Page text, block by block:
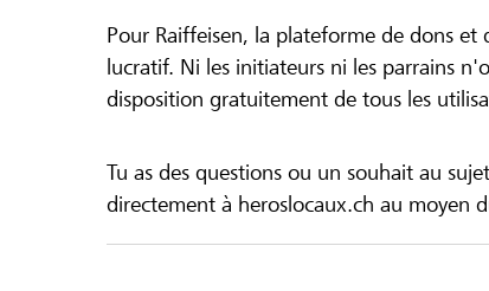
Pour Raiffeisen, la plateforme de dons
lucratif. Ni les initiateurs ni les parrains
disposition gratuitement de tous les
Tu as des questions ou un souhait au
directement à heroslocaux.ch au moyen